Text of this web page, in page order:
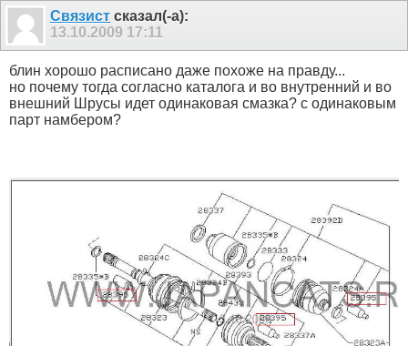
Связист сказал(-а):
13.10.2009 17:11
блин хорошо расписано даже похоже на правду...
но почему тогда согласно каталога и во внутренний и во
внешний Шрусы идет одинаковая смазка? с одинаковым
парт намбером?